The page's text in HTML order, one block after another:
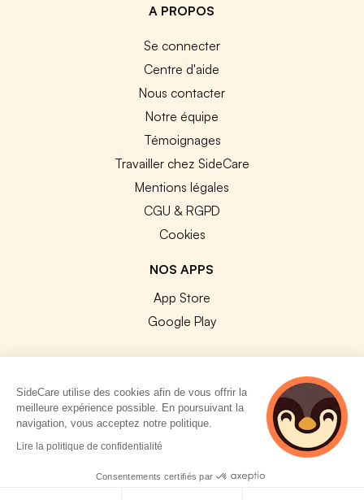
A PROPOS
Se connecter
Centre d'aide
Nous contacter
Notre équipe
Témoignages
Travailler chez SideCare
Mentions légales
CGU & RGPD
Cookies
NOS APPS
App Store
Google Play
© 2026 SideCare. Tous droits réservés.
SideCare utilise des cookies afin de vous offrir la
meilleure expérience possible. En poursuivant la
navigation, vous acceptez notre politique.
Lire la politique de confidentialité
Consentements certifiés par
5 personnes
consultent
actuellement cette